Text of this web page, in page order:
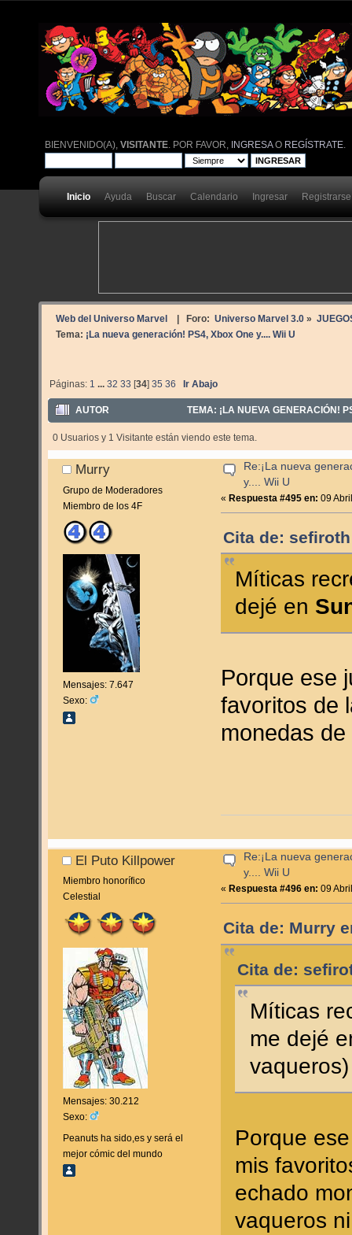
BIENVENIDO(A),VISITANTE . POR FAVOR, INGRESAO REGÍSTRATE
Inicio Ayuda Buscar Calendario Ingresar Registrarse
Web del Universo Marvel | Foro: Universo Marvel 3.0»
Tema: ¡La nueva generación! PS4, Xbox One y.... Wii U
Páginas: 1 ...32 33 [34]35 36 Ir Abajo
AUTOR TEMA: ¡LA NUEVA GENERACIÓN!
0 Usuarios y 1 Visitante están viendo este tema.
Murry
Grupo de Moderadores
Miembro de los 4F
Mensajes: 7.647
Sexo:
Re:¡La nueva
y.... Wii U
«Respuesta #495 en: 09
Cita de:
Míticas
dejé en
Porque ese
favoritos
monedas
El Puto Killpower
Miembro honorífico
Celestial
Mensajes: 30.212
Sexo:
Peanuts ha sido,es y será el
mejor cómic del mundo
Re:¡La nueva
y.... Wii U
« Respuesta #496 en: 09
Cita de: Murry
Cita de:
Míticas
me dejé
vaqueros)
Porque
mis
echado
vaqueros